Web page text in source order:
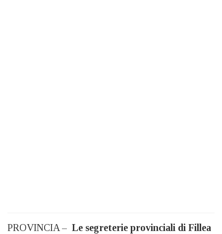
PROVINCIA – Le segreterie provinciali di Fillea